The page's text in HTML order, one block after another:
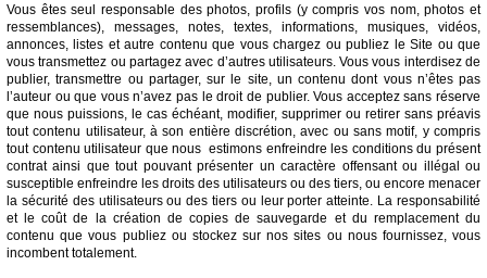
Vous êtes seul responsable des photos, profils (y compris vos nom, photos et
ressemblances), messages, notes, textes, informations, musiques, vidéos,
annonces, listes et autre contenu que vous chargez ou publiez le Site ou que
vous transmettez ou partagez avec d’autres utilisateurs. Vous vous interdisez de
publier, transmettre ou partager, sur le site, un contenu dont vous n’êtes pas
l’auteur ou que vous n’avez pas le droit de publier. Vous acceptez sans réserve
que nous puissions, le cas échéant, modifier, supprimer ou retirer sans préavis
tout contenu utilisateur, à son entière discrétion, avec ou sans motif, y compris
tout contenu utilisateur que nous estimons enfreindre les conditions du présent
contrat ainsi que tout pouvant présenter un caractère offensant ou illégal ou
susceptible enfreindre les droits des utilisateurs ou des tiers, ou encore menacer
la sécurité des utilisateurs ou des tiers ou leur porter atteinte. La responsabilité
et le coût de la création de copies de sauvegarde et du remplacement du
contenu que vous publiez ou stockez sur nos sites ou nous fournissez, vous
incombent totalement.